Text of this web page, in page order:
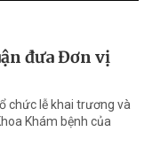
đưa Đơn vị
chức lễ khai trương và
Khám bệnh của